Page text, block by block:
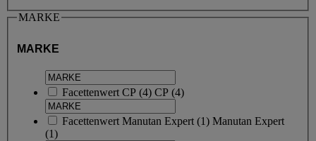
MARKE
MARKE
Facettenwert CP (4) CP (4)
Facettenwert Manutan Expert (1) Manutan Expert
(1)